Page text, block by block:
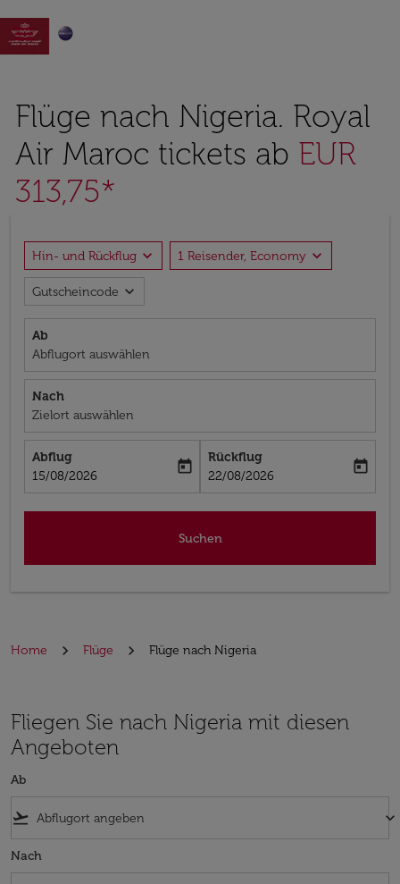

Flüge nach Nigeria. Royal
Air Maroc tickets ab EUR
313,75*
Hin- und Rückflug expand_more 1 Reisender, Economy expand_more
Gutscheincode expand_more
Ab
Abflugort auswählen
Nach
Zielort auswählen
Abflug
fc-booking-departure-date-aria-label
15/08/2026
today
Rückflug
fc-booking-return-date-aria-label
22/08/2026
today
Suchen
Home Flüge Flüge nach Nigeria
Fliegen Sie nach Nigeria mit diesen
Angeboten
Ab
flight_takeoff keyboard_arrow_down
Nach